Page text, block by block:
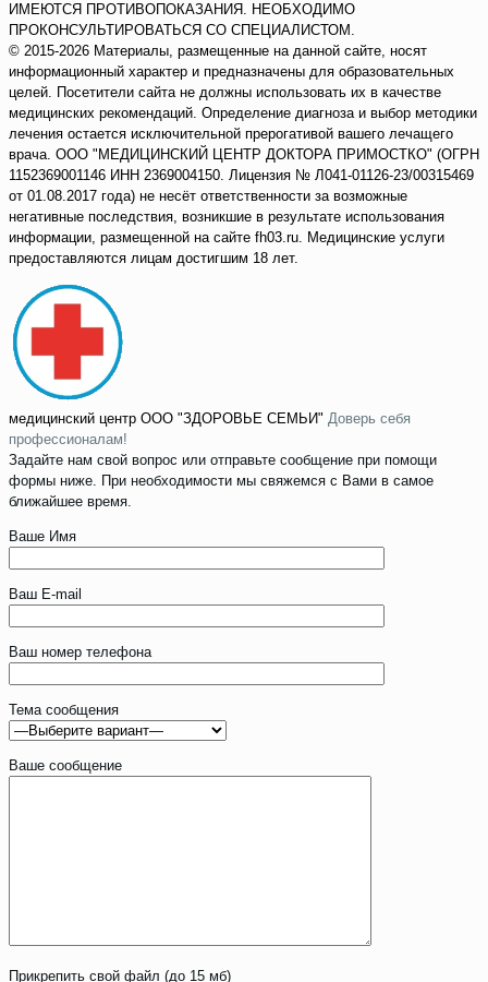
ИМЕЮТСЯ ПРОТИВОПОКАЗАНИЯ. НЕОБХОДИМО
ПРОКОНСУЛЬТИРОВАТЬСЯ СО СПЕЦИАЛИСТОМ.
© 2015-2026 Материалы, размещенные на данной сайте, носят
информационный характер и предназначены для образовательных
целей. Посетители сайта не должны использовать их в качестве
медицинских рекомендаций. Определение диагноза и выбор методики
лечения остается исключительной прерогативой вашего лечащего
врача. ООО "МЕДИЦИНСКИЙ ЦЕНТР ДОКТОРА ПРИМОСТКО" (ОГРН
1152369001146 ИНН 2369004150. Лицензия № Л041-01126-23/00315469
от 01.08.2017 года) не несёт ответственности за возможные
негативные последствия, возникшие в результате использования
информации, размещенной на сайте fh03.ru. Медицинские услуги
предоставляются лицам достигшим 18 лет.
медицинский центр ООО "ЗДОРОВЬЕ СЕМЬИ" Доверь себя
профессионалам!
Задайте нам свой вопрос или отправьте сообщение при помощи
формы ниже. При необходимости мы свяжемся с Вами в самое
ближайшее время.
Ваше Имя
Ваш E-mail
Ваш номер телефона
Тема сообщения
Ваше сообщение
Прикрепить свой файл (до 15 мб)